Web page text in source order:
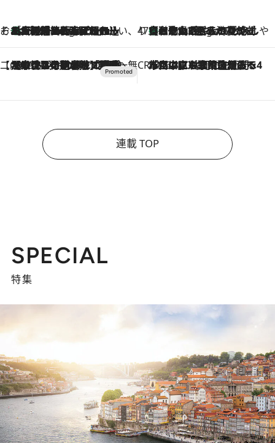
そおだよおこの関西おいしい、おやつ紀行
5 Hours Ago
［大阪府箕面市］一皿一皿目の前で仕上げられる、料理を巧みに組み込んだアシェットデセールコース「ミチル アシェット デセール（Michiru assiette dessert）」 47都道府県の手みやげ ひんやりスイーツで夏を満喫
5 Hours Ago
【和歌山県】この夏絶対食べたい 冷やしておいしいおやつ3選 みかんがごろっと丸ごと入ったジュレ
【CREA×星野リゾート】唯一無二。癒しと発見が待つ場所へ
2026.8.7
【トンボの足水浴】ヒノキの香りに包まれて涼感マックス！約13℃の湧水かけ流しを避暑地「星野温泉 トンボの湯」で体験 CREA'S CHOICE
2026.8.7
「立川にも歌舞伎があるんだよ」 片岡仁左衛門・市川中車ら豪華座組みで4年目の立川立飛歌舞伎へ
連載 TOP
SPECIAL
特集